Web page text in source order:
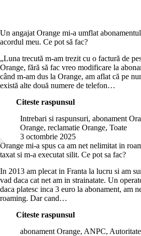
Un angajat Orange mi-a umflat
acordul meu. Ce pot să fac?
„Luna trecută m-am trezit cu o factură de
Orange, fără să fac vreo modificare la
când m-am dus la Orange, am aflat că pe
există alte două numere de telefon…
Citeste raspunsul
Un
angajat
Orange
mi-
a
umflat
abonamentul
cu
telefoane,
fără
acordul
Ce
să
Intrebari si raspunsuri, abonament
Orange, reclamatie Orange, Toate
3 octombrie 2025
Orange mi-a spus ca am net nelimitat in
taxat si m-a executat silit. Ce pot sa fac?
In 2013 am plecat in Franta la lucru si am
vad daca cat net am in strainatate. Un
daca platesc inca 3 euro la abonament, am
roaming. Dar cand…
Citeste raspunsul
Orange
mi-
abonament Orange, ANPC,